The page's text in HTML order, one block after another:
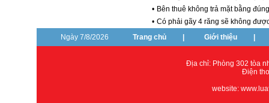
• Bên thuê không trả mặt bằng
• Có phải gãy 4 răng sẽ không
Ngày 7/8/2026
Trang chủ Giới thiệu
Địa chỉ: Phòng 302 tòa
Điện
website: